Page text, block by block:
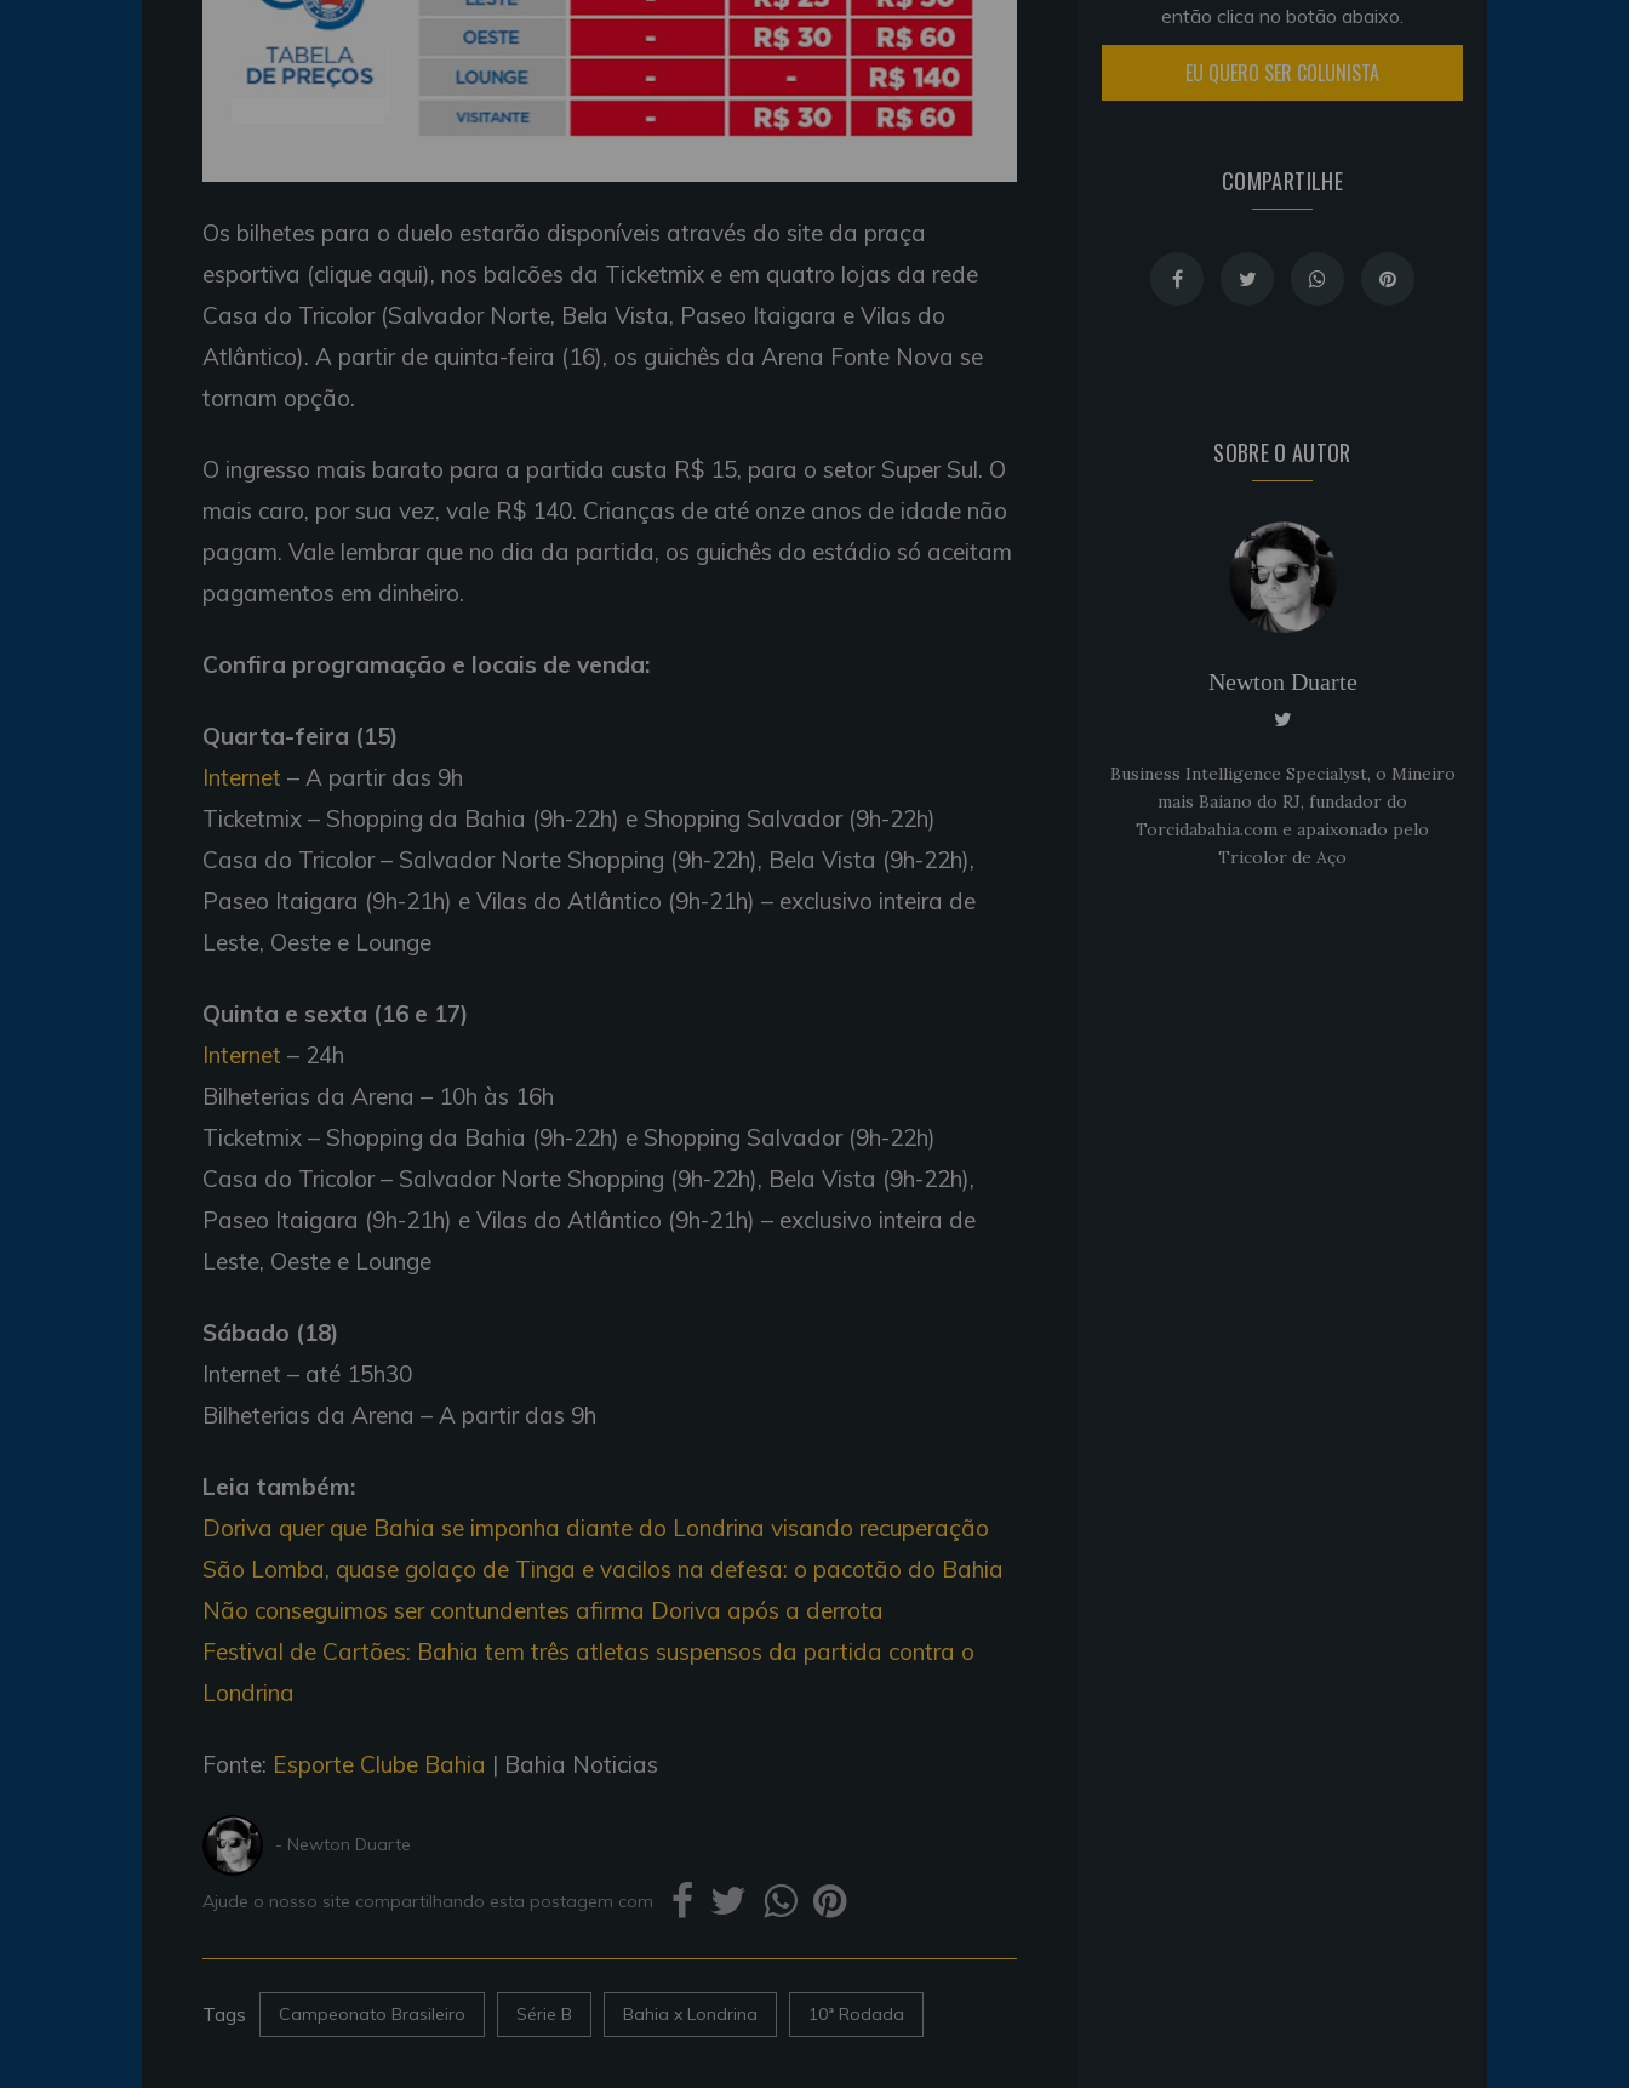
Os bilhetes para o duelo estarão disponíveis através do site da praça
esportiva (clique aqui), nos balcões da Ticketmix e em quatro lojas da rede
Casa do Tricolor (Salvador Norte, Bela Vista, Paseo Itaigara e Vilas do
Atlântico). A partir de quinta-feira (16), os guichês da Arena Fonte Nova se
tornam opção.
O ingresso mais barato para a partida custa R$ 15, para o setor Super Sul. O
mais caro, por sua vez, vale R$ 140. Crianças de até onze anos de idade não
pagam. Vale lembrar que no dia da partida, os guichês do estádio só aceitam
pagamentos em dinheiro.
Confira programação e locais de venda:
Quarta-feira (15)
Internet – A partir das 9h
Ticketmix – Shopping da Bahia (9h-22h) e Shopping Salvador (9h-22h)
Casa do Tricolor – Salvador Norte Shopping (9h-22h), Bela Vista (9h-22h),
Paseo Itaigara (9h-21h) e Vilas do Atlântico (9h-21h) – exclusivo inteira de
Leste, Oeste e Lounge
Quinta e sexta (16 e 17)
Internet – 24h
Bilheterias da Arena – 10h às 16h
Ticketmix – Shopping da Bahia (9h-22h) e Shopping Salvador (9h-22h)
Casa do Tricolor – Salvador Norte Shopping (9h-22h), Bela Vista (9h-22h),
Paseo Itaigara (9h-21h) e Vilas do Atlântico (9h-21h) – exclusivo inteira de
Leste, Oeste e Lounge
Sábado (18)
Internet – até 15h30
Bilheterias da Arena – A partir das 9h
Leia também:
Doriva quer que Bahia se imponha diante do Londrina visando recuperação
São Lomba, quase golaço de Tinga e vacilos na defesa: o pacotão do Bahia
Não conseguimos ser contundentes afirma Doriva após a derrota
Festival de Cartões: Bahia tem três atletas suspensos da partida contra o
Londrina
Fonte: Esporte Clube Bahia | Bahia Noticias
- Newton Duarte
Ajude o nosso site compartilhando esta postagem com
Tags Campeonato Brasileiro Série B Bahia x Londrina 10ª Rodada
então clica no botão abaixo.
EU QUERO SER COLUNISTA
COMPARTILHE
SOBRE O AUTOR
Newton Duarte
Business Intelligence Specialyst, o Mineiro
mais Baiano do RJ, fundador do
Torcidabahia.com e apaixonado pelo
Tricolor de Aço